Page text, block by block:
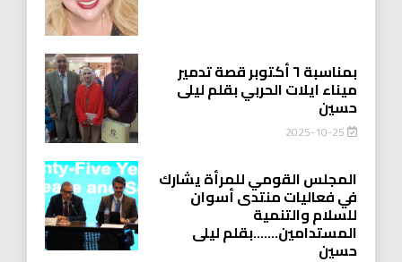
بمناسبة ٦ أكتوبر قصة تدمير
ميناء ايلات الحربي بقلم ليلى
حسين
2025-10-25
المجلس القومي للمرأة يشارك
في فعاليات منتدى أسوان
للسلام والتنمية
المستدامين…….بقلم ليلى
حسين